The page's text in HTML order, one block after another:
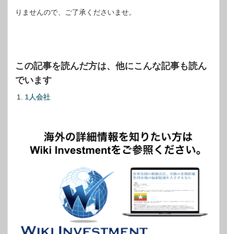
りませんので、ご了承くださいませ。
この記事を読んだ方は、他にこんな記事も読ん
でいます
1人会社